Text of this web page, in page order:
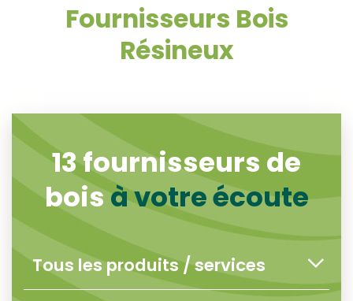
Fournisseurs Bois
Résineux
13fournisseurs de
boisà votre écoute